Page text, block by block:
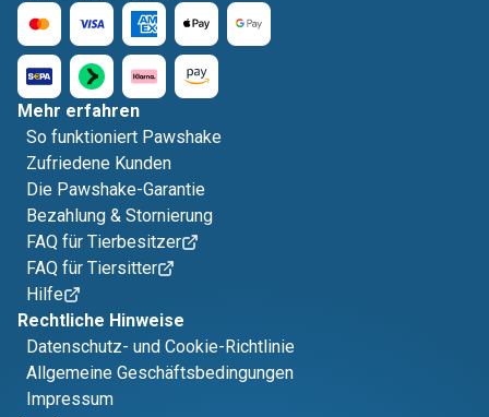
Mehr erfahren
So funktioniert Pawshake
Zufriedene Kunden
Die Pawshake-Garantie
Bezahlung & Stornierung
FAQ für Tierbesitzer
FAQ für Tiersitter
Hilfe
Rechtliche Hinweise
Datenschutz- und Cookie-Richtlinie
Allgemeine Geschäftsbedingungen
Impressum